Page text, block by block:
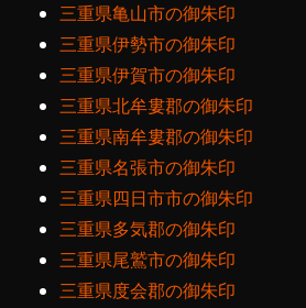
三重県亀山市の御朱印
三重県伊勢市の御朱印
三重県伊賀市の御朱印
三重県北牟婁郡の御朱印
三重県南牟婁郡の御朱印
三重県名張市の御朱印
三重県四日市市の御朱印
三重県多気郡の御朱印
三重県尾鷲市の御朱印
三重県度会郡の御朱印